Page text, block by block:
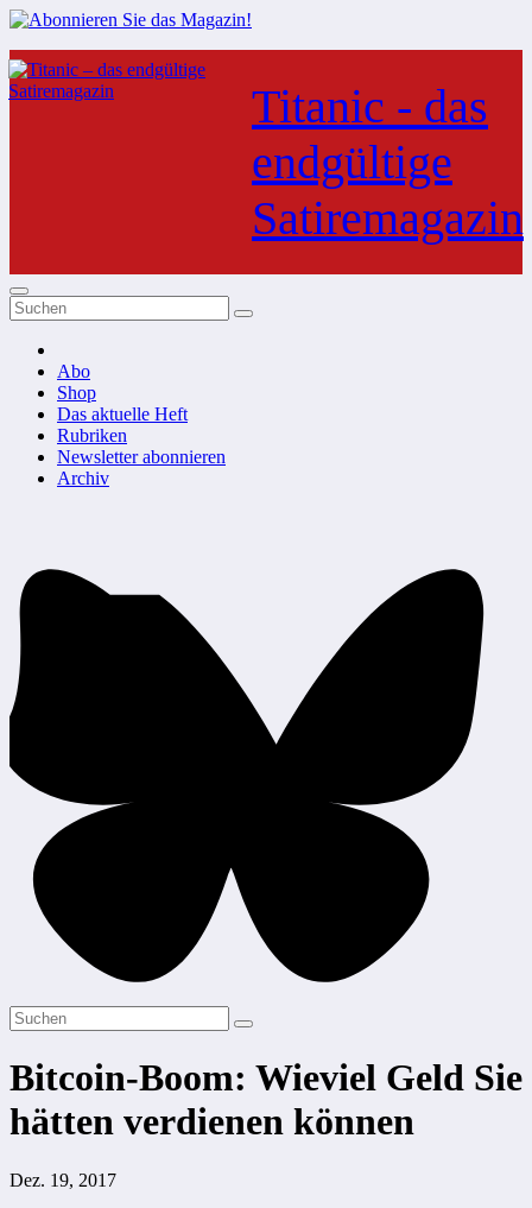
Zum
Inhalt
springen
Titanic - das
endgültige
Satiremagazin
Abo
Shop
Das aktuelle Heft
Rubriken
Newsletter abonnieren
Archiv
Bitcoin-Boom: Wieviel Geld Sie
hätten verdienen können
Dez. 19, 2017